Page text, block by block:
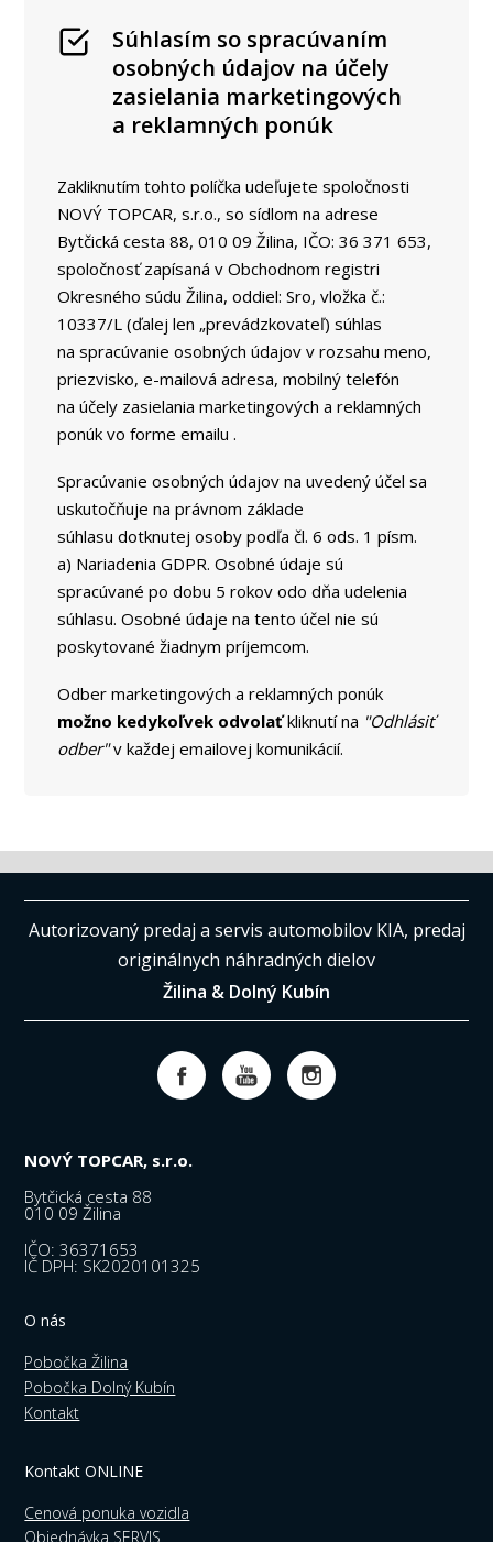
Súhlasím so spracúvaním
osobných údajov na účely
zasielania marketingových
a reklamných ponúk
Zakliknutím tohto políčka udeľujete spoločnosti
NOVÝ TOPCAR, s.r.o., so sídlom na adrese
Bytčická cesta 88, 010 09 Žilina, IČO: 36 371 653,
spoločnosť zapísaná v Obchodnom registri
Okresného súdu Žilina, oddiel: Sro, vložka č.:
10337/L (ďalej len „prevádzkovateľ) súhlas
na spracúvanie osobných údajov v rozsahu meno,
priezvisko, e-mailová adresa, mobilný telefón
na účely zasielania marketingových a reklamných
ponúk vo forme emailu .
Spracúvanie osobných údajov na uvedený účel sa
uskutočňuje na právnom základe
súhlasu dotknutej osoby podľa čl. 6 ods. 1 písm.
a) Nariadenia GDPR. Osobné údaje sú
spracúvané po dobu 5 rokov odo dňa udelenia
súhlasu. Osobné údaje na tento účel nie sú
poskytované žiadnym príjemcom.
Odber marketingových a reklamných ponúk
možno kedykoľvek odvolaťkliknutí na "Odhlásiť
odber"v každej emailovej komunikácií.
Autorizovaný predaj a servis automobilov KIA, predaj
originálnych náhradných dielov
Žilina & Dolný Kubín
NOVÝ TOPCAR, s.r.o.
Bytčická cesta 88
010 09 Žilina
IČO: 36371653
IČ DPH: SK2020101325
O nás
Pobočka Žilina
Pobočka Dolný Kubín
Kontakt
Kontakt ONLINE
Cenová ponuka vozidla
Objednávka SERVIS